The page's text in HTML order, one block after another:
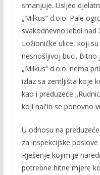
smanjuje. Usljed
„Milkus“ d.o.o. Pale
svakodnevno lebdi
Ložioničke ulice, koji
nesnošljivoj buci. Bitno
„Milkus“ d.o.o. nema
izlaz sa zemljišta koje
kao i preduzeće
koji način se ponovno
U odnosu na
za inspekcijske
Rješenje kojim je
potrebne hitne mjere